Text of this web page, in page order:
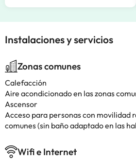
Instalaciones y servicios
Zonas comunes
Calefacción
Aire acondicionado en las zonas
Ascensor
Acceso para personas con movilidad
comunes (sin baño adaptado en las
Wifi e Internet